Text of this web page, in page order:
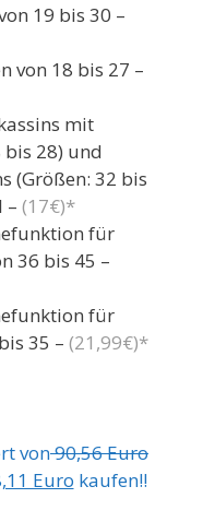
19 bis 30 –
von 18 bis 27 –
mit
bis 28) und
(Größen: 32 bis
– (17€)*
für
36 bis 45 –
für
35 – (21,99€)*
von90,56 Euro
Euro kaufen!!